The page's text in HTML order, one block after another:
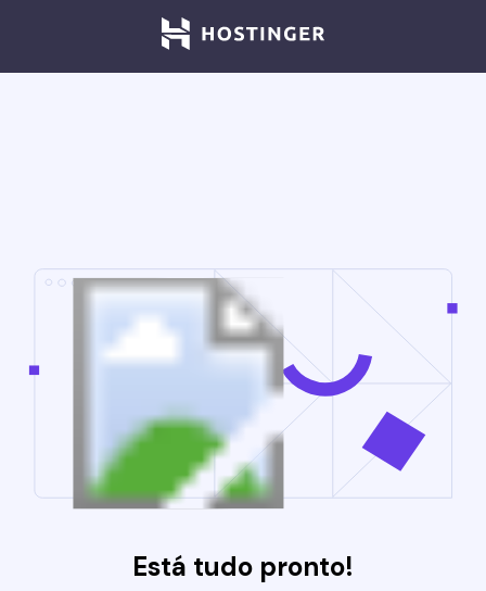
Está tudo pronto!